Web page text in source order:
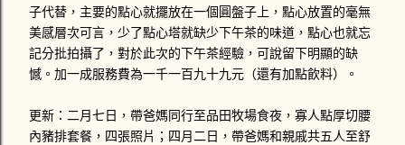
子代替，主要的點心就擺放在一個圓盤子上，點心放置的毫無
美感層次可言，少了點心塔就缺少下午茶的味道，點心也就忘
記分批拍攝了，對於此次的下午茶經驗，可說留下明顯的缺
憾。加一成服務費為一千一百九十九元（還有加點飲料）。
更新：二月七日，帶爸媽同行至品田牧場食夜，寡人點厚切腰
內豬排套餐，四張照片；四月二日，帶爸媽和親戚共五人至舒